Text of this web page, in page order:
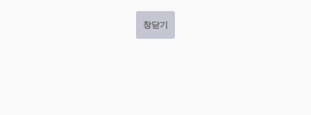
창닫기